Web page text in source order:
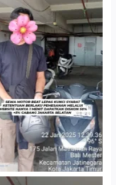
Cityplaza Jatinegara
Gedung Parkir P6A